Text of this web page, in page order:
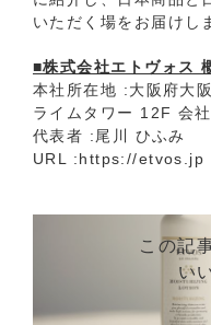
いただく場をお届けし
■株式会社エトヴォス
本社所在地 :大阪府大
ライムタワー 12F 会
代表者 :尾川 ひふみ
URL :https://etvos.jp
この記
い